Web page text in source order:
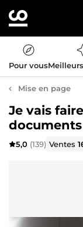
Pour vous
Mise en page
Je vais
5,0 (139) Ventes